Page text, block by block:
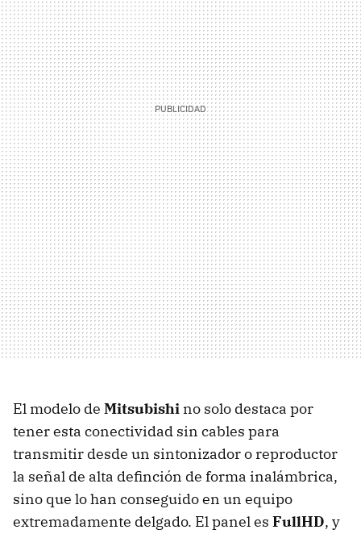
El modelo de Mitsubishi no solo destaca por
tener esta conectividad sin cables para
transmitir desde un sintonizador o reproductor
la señal de alta definción de forma inalámbrica,
sino que lo han conseguido en un equipo
extremadamente delgado. El panel es FullHD, y